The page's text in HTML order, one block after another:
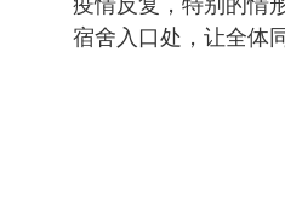
疫情反复，特别的情
宿舍入口处，让全体